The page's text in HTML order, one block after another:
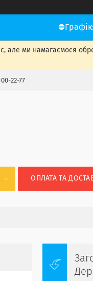
але ми намагаємося
22-77
ОПЛАТА ТА